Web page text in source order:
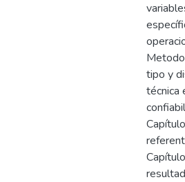
tipo y
técnica